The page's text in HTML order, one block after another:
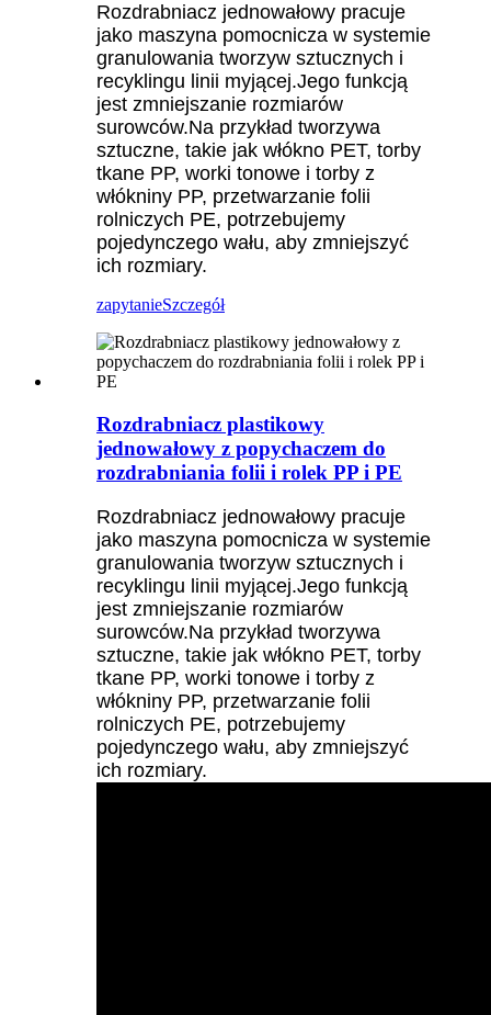
Rozdrabniacz jednowałowy pracuje
jako maszyna pomocnicza w systemie
granulowania tworzyw sztucznych i
recyklingu linii myjącej.Jego funkcją
jest zmniejszanie rozmiarów
surowców.Na przykład tworzywa
sztuczne, takie jak włókno PET, torby
tkane PP, worki tonowe i torby z
włókniny PP, przetwarzanie folii
rolniczych PE, potrzebujemy
pojedynczego wału, aby zmniejszyć
ich rozmiary.
zapytanieSzczegół
Rozdrabniacz plastikowy
jednowałowy z popychaczem do
rozdrabniania folii i rolek PP i PE
Rozdrabniacz jednowałowy pracuje
jako maszyna pomocnicza w systemie
granulowania tworzyw sztucznych i
recyklingu linii myjącej.Jego funkcją
jest zmniejszanie rozmiarów
surowców.Na przykład tworzywa
sztuczne, takie jak włókno PET, torby
tkane PP, worki tonowe i torby z
włókniny PP, przetwarzanie folii
rolniczych PE, potrzebujemy
pojedynczego wału, aby zmniejszyć
ich rozmiary.